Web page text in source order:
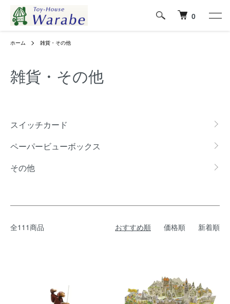
0
ホーム 雑貨・その他
雑貨・その他
スイッチカード
ペーパービューボックス
その他
全111商品 おすすめ順 価格順 新着順